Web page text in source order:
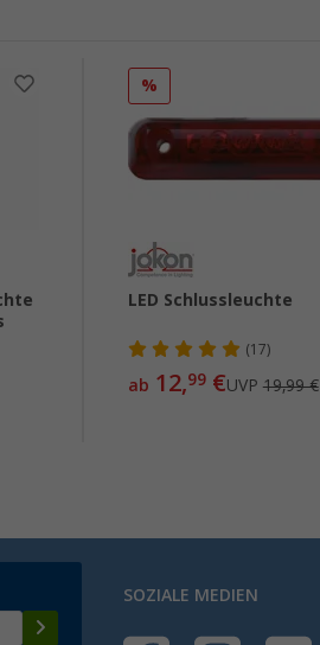
%
LED Schlussleuchte
(17)
ab 12,99€UVP 19,99 €
SOZIALE MEDIEN